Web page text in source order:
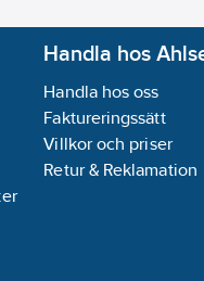
Handla hos
Handla hos oss
Faktureringssätt
Villkor och priser
Retur & Reklamation